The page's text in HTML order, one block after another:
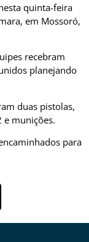
quinta-feira
em Mossoró,
recebram
planejando
duas pistolas,
e munições.
para